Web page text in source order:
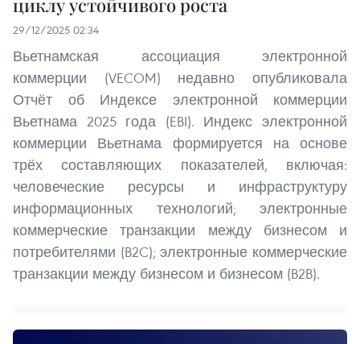
29/12/2025 02:34
Вьетнамская ассоциация электронной
коммерции (VECOM) недавно опубликовала
Отчёт об Индексе электронной коммерции
Вьетнама 2025 года (EBI). Индекс электронной
коммерции Вьетнама формируется на основе
трёх составляющих показателей, включая:
человеческие ресурсы и инфраструктуру
информационных технологий; электронные
коммерческие транзакции между бизнесом и
потребителями (B2C); электронные коммерческие
транзакции между бизнесом и бизнесом (B2B).